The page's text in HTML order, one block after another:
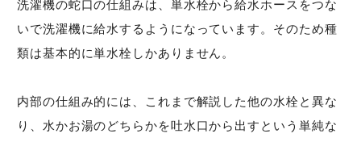
洗濯機の蛇口の仕組みは、単水栓から給水ホースをつな
いで洗濯機に給水するようになっています。そのため種
類は基本的に単水栓しかありません。
内部の仕組み的には、これまで解説した他の水栓と異な
り、水かお湯のどちらかを吐水口から出すという単純な